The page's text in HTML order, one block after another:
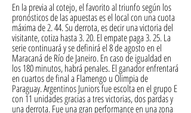
En la previa al cotejo, el favorito al triunfo según los
pronósticos de las apuestas es el local con una cuota
máxima de 2. 44. Su derrota, es decir una victoria del
visitante, cotiza hasta 3. 20. El empate paga 3. 25. La
serie continuará y se definirá el 8 de agosto en el
Maracaná de Río de Janeiro. En caso de igualdad en
los 180 minutos, habrá penales. El ganador enfrentará
en cuartos de final a Flamengo u Olimpia de
Paraguay. Argentinos Juniors fue escolta en el grupo E
con 11 unidades gracias a tres victorias, dos pardas y
una derrota. Fue una gran performance en una zona